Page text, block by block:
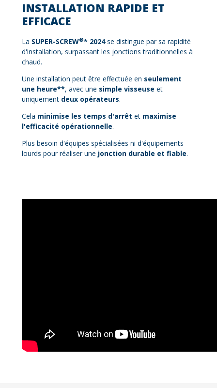
INSTALLATION RAPIDE ET
EFFICACE
La SUPER-SCREW®* 2024se distingue par sa rapidité
d'installation, surpassant les jonctions traditionnelles à
chaud.
Une installation peut être effectuée en seulement
une heure**, avec une simple visseuse et
uniquement deux opérateurs.
Cela minimise les temps d'arrêt et maximise
l'efficacité opérationnelle.
Plus besoin d'équipes spécialisées ni d'équipements
lourds pour réaliser une jonction durable et fiable.